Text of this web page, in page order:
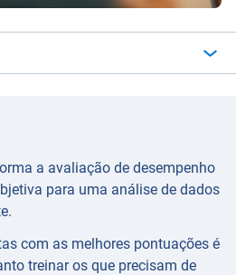
a avaliação de desempenho
para uma análise de dados
com as melhores pontuações é
treinar os que precisam de